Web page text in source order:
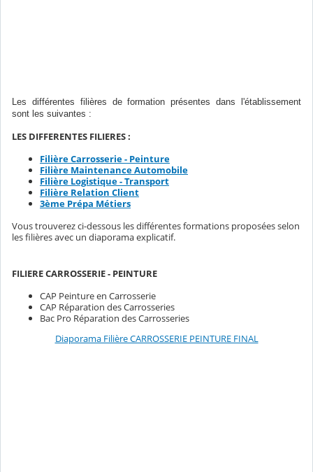
Les différentes filières de formation présentes dans l'établissement
sont les suivantes :
LES DIFFERENTES FILIERES :
Filière Carrosserie - Peinture
Filière Maintenance Automobile
Filière Logistique - Transport
Filière Relation Client
3ème Prépa Métiers
Vous trouverez ci-dessous les différentes formations proposées selon
les filières avec un diaporama explicatif.
FILIERE CARROSSERIE - PEINTURE
CAP Peinture en Carrosserie
CAP Réparation des Carrosseries
Bac Pro Réparation des Carrosseries
Diaporama Filière CARROSSERIE PEINTURE FINAL